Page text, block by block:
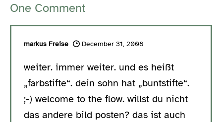
One Comment
markus Freise December 31, 2008
weiter. immer weiter. und es heißt
„farbstifte“. dein sohn hat „buntstifte“.
;-) welcome to the flow. willst du nicht
das andere bild posten? das ist auch